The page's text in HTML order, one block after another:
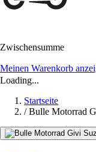
Zwischensumme
Meinen Warenkorb
Loading...
Startseite
/ Bulle Motorrad